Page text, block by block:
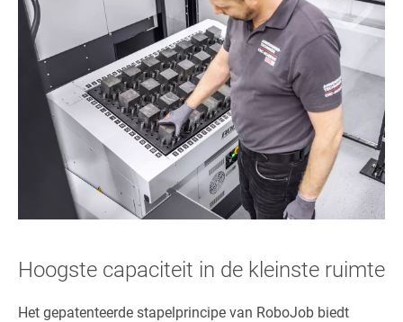
Hoogste capaciteit in de kleinste ruimte
Het gepatenteerde stapelprincipe van RoboJob biedt